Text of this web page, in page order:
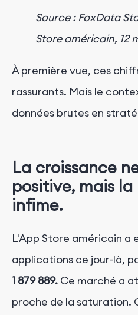
Source : FoxData
Store américain, 12
À première vue, ces
rassurants. Mais le
données brutes en
La croissance
positive, mais
infime.
L'App Store américain a
applications ce jour-là,
1 879 889. Ce marché a
proche de la saturation.